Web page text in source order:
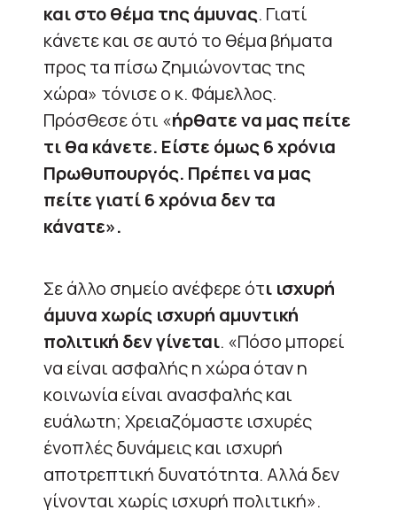
και στο θέμα της άμυνας. Γιατί
κάνετε και σε αυτό το θέμα βήματα
προς τα πίσω ζημιώνοντας της
χώρα» τόνισε ο κ. Φάμελλος.
Πρόσθεσε ότι «ήρθατε να μας πείτε
τι θα κάνετε. Είστε όμως 6 χρόνια
Πρωθυπουργός. Πρέπει να μας
πείτε γιατί 6 χρόνια δεν τα
κάνατε».
Σε άλλο σημείο ανέφερε ότι ισχυρή
άμυνα χωρίς ισχυρή αμυντική
πολιτική δεν γίνεται. «Πόσο μπορεί
να είναι ασφαλής η χώρα όταν η
κοινωνία είναι ανασφαλής και
ευάλωτη; Χρειαζόμαστε ισχυρές
ένοπλές δυνάμεις και ισχυρή
αποτρεπτική δυνατότητα. Αλλά δεν
γίνονται χωρίς ισχυρή πολιτική».